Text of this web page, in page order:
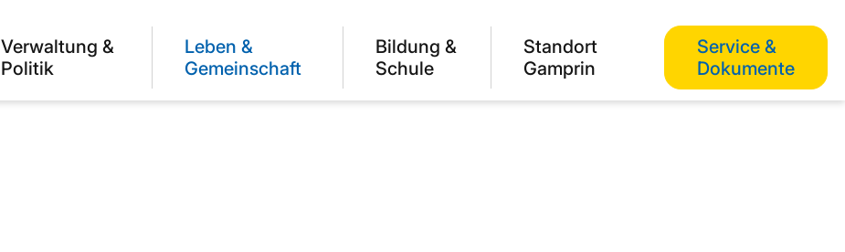
Verwaltung &
Politik
Leben &
Gemeinschaft
Bildung &
Schule
Standort
Gamprin
Service &
Dokumente